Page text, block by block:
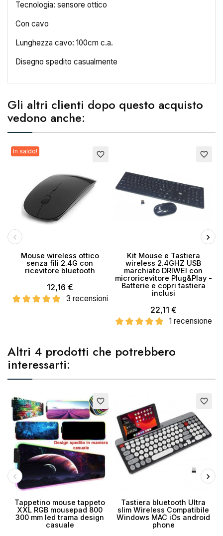
Tecnologia: sensore ottico
Con cavo
Lunghezza cavo: 100cm c.a.
Disegno spedito casualmente
Gli altri clienti dopo questo acquisto
vedono anche:
In saldo!
favorite_border
Mouse wireless ottico
senza fili 2.4G con
ricevitore bluetooth
12,16 €
3 recensioni
favorite_border
Kit Mouse e Tastiera
wireless 2.4GHZ USB
marchiato DRIWEI con
microricevitore Plug&Play -
Batterie e copri tastiera
inclusi
22,11 €
1 recensione
Altri 4 prodotti che potrebbero
interessarti:
Esaurito favorite_border
Tappetino mouse tappeto
XXL RGB mousepad 800
300 mm led trama design
casuale
favorite_border
Tastiera bluetooth Ultra
slim Wireless Compatibile
Windows MAC iOs android
phone
Nome lista dei desideri
Annulla Crea lista dei desideri